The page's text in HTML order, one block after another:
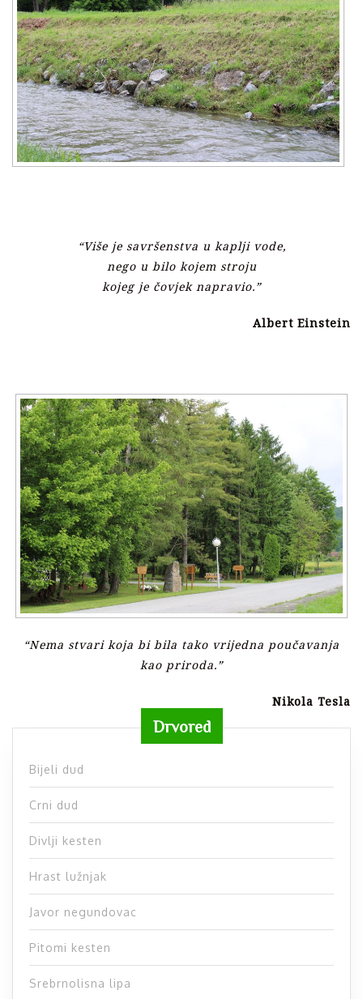
“Više je savršenstva u kaplji vode,
nego u bilo kojem stroju
kojeg je čovjek napravio.”
Albert Einstein
“Nema stvari koja bi bila tako vrijedna poučavanja
kao priroda.”
Nikola Tesla
Drvored
Bijeli dud
Crni dud
Divlji kesten
Hrast lužnjak
Javor negundovac
Pitomi kesten
Srebrnolisna lipa